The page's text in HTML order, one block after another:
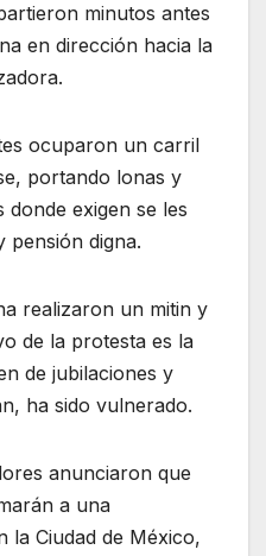
minutos antes
en dirección hacia la
ocuparon un carril
portando lonas y
donde exigen se les
pensión digna.
realizaron un mitin y
de la protesta es la
de jubilaciones y
ha sido vulnerado.
anunciaron que
a una
la Ciudad de México,